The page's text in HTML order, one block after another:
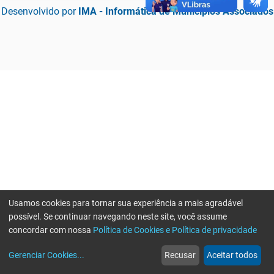
Desenvolvido por IMA - Informática de Municípios Associados
web
Notícias
more_horiz
Mais
Usamos cookies para tornar sua experiência a mais agradável
possível. Se continuar navegando neste site, você assume
concordar com nossa Política de Cookies e Política de privacidade
Gerenciar Cookies... Recusar Aceitar todos
Erro ao enviar informações, por favor tente novamente